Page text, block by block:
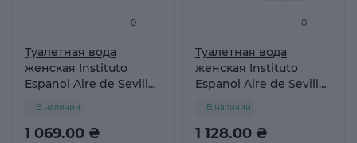
0
Туалетная вода
женская Instituto
Espanol Aire de Sevilla
1 069.00 ₴
В наличии
0
Туалетная вода
женская Instituto
Espanol Aire de Sevilla
1 128.00 ₴
В наличии